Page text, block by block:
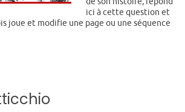
ici à cette question et
joue et modifie une page ou une séquence